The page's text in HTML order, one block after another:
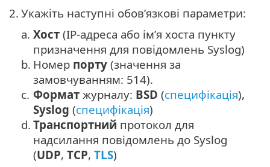
2. Укажіть наступні обов’язкові параметри:
a. Хост (IP-адреса або ім’я хоста пункту
призначення для повідомлень Syslog)
b. Номер порту (значення за
замовчуванням: 514).
c. Формат журналу: BSD (специфікація),
Syslog (специфікація)
d. Транспортний протокол для
надсилання повідомлень до Syslog
(UDP, TCP, TLS)